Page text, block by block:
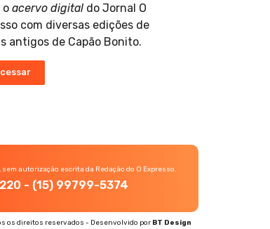
o acervo digital do Jornal O
com diversas edições de
antigos de Capão Bonito.
autorização escrita da Redação do O Expresso.
- (15) 99799-5374
os direitos reservados - Desenvolvido por BT Design